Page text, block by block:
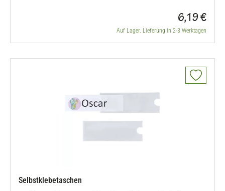
6,19 €
Auf Lager. Lieferung in 2-3 Werktagen
Selbstklebetaschen